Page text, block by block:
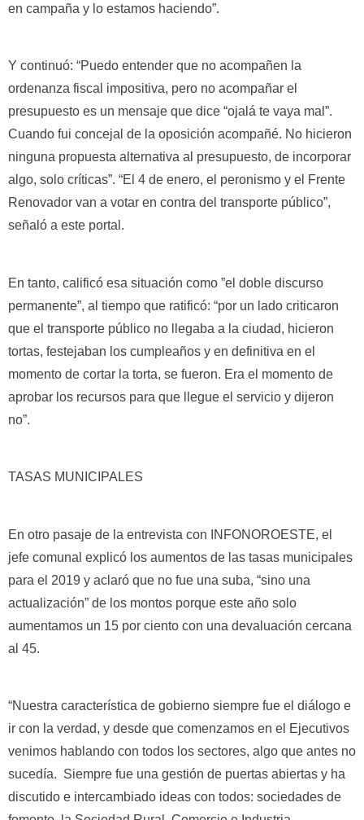
en campaña y lo estamos haciendo”.
Y continuó: “Puedo entender que no acompañen la
ordenanza fiscal impositiva, pero no acompañar el
presupuesto es un mensaje que dice “ojalá te vaya mal”.
Cuando fui concejal de la oposición acompañé. No hicieron
ninguna propuesta alternativa al presupuesto, de incorporar
algo, solo críticas”. “El 4 de enero, el peronismo y el Frente
Renovador van a votar en contra del transporte público”,
señaló a este portal.
En tanto, calificó esa situación como ”el doble discurso
permanente”, al tiempo que ratificó: “por un lado criticaron
que el transporte público no llegaba a la ciudad, hicieron
tortas, festejaban los cumpleaños y en definitiva en el
momento de cortar la torta, se fueron. Era el momento de
aprobar los recursos para que llegue el servicio y dijeron
no”.
TASAS MUNICIPALES
En otro pasaje de la entrevista con INFONOROESTE, el
jefe comunal explicó los aumentos de las tasas municipales
para el 2019 y aclaró que no fue una suba, “sino una
actualización” de los montos porque este año solo
aumentamos un 15 por ciento con una devaluación cercana
al 45.
“Nuestra característica de gobierno siempre fue el diálogo e
ir con la verdad, y desde que comenzamos en el Ejecutivos
venimos hablando con todos los sectores, algo que antes no
sucedía. Siempre fue una gestión de puertas abiertas y ha
discutido e intercambiado ideas con todos: sociedades de